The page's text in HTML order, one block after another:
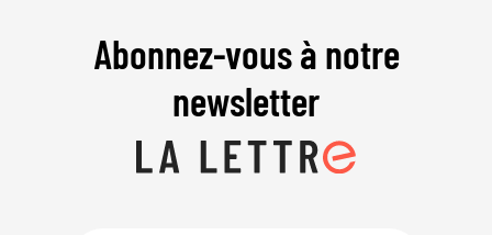
Abonnez-vous à notre
newsletter